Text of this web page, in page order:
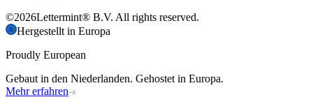
©2026Lettermint® B.V. All rights reserved.
Hergestellt in Europa
Proudly European
Gebaut in den Niederlanden. Gehostet in Europa.
Mehr erfahren